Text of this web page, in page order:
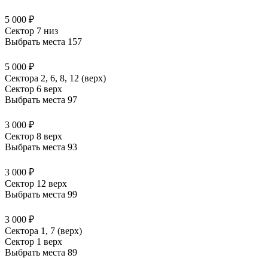
5 000 ₽
Сектор 7 низ
Выбрать места 157
5 000 ₽
Сектора 2, 6, 8, 12 (верх)
Сектор 6 верх
Выбрать места 97
3 000 ₽
Сектор 8 верх
Выбрать места 93
3 000 ₽
Сектор 12 верх
Выбрать места 99
3 000 ₽
Сектора 1, 7 (верх)
Сектор 1 верх
Выбрать места 89